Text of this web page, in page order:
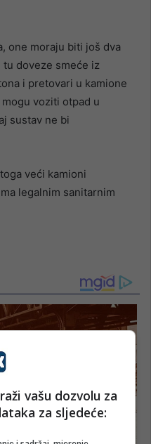
one moraju biti još dva
doveze smeće iz
i pretovari u kamione
voziti otpad u
sustav ne bi
veći kamioni
legalnim sanitarnim
vašu dozvolu za
za sljedeće: